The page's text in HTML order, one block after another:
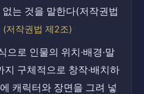
는 것을 말한다(저작권법
(저작권법 제2조)
으로 인물의 위치·배경·말
지 구체적으로 창작·배치하
캐릭터와 장면을 그려 넣